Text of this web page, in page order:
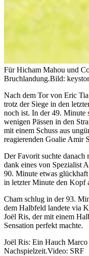
Für Hicham Mahou und
Bruchlandung.Bild:
Nach dem Tor von Eric
trotz der Siege in den
noch ist. In der 49. Minute
wenigen Pässen in den
mit einem Schuss aus
reagierenden Goalie Amir
Der Favorit suchte danach
dank eines von Spezialist
90. Minute etwas
in letzter Minute den Kopf
Cham schlug in der 93.
dem Halbfeld landete via
Joël Ris, der mit einem
Sensation perfekt machte.
Joël Ris: Ein Hauch
Nachspielzeit.Video: SRF